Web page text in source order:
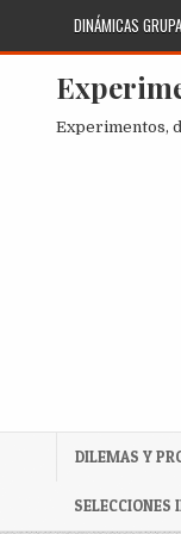
content
DINÁMICAS
Experimentos,
DILEMAS Y
SELECCIONES